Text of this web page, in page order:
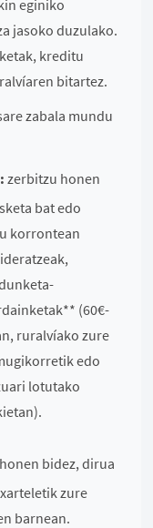
eginiko
jasoko duzulako.
kreditu
bitartez.
zabala mundu
:zerbitzu honen
bat edo
korrontean
(60€-
ruralvíako zure
edo
lotutako
bidez, dirua
zure
barnean.